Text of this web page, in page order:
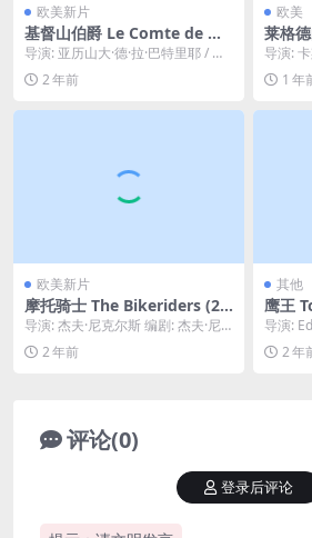
欧美新片
基督山伯爵 Le Comte de Mo
nte-Cristo (2024)
导演: 亚历山大·德·拉·巴特里耶 / 马
修·德拉波特 编剧: 马修·德拉波特 ...
2 年前
欧美
莱格
on
导演:
迪克特
1 年
欧美新片
摩托骑士 The Bikeriders (20
23)
导演: 杰夫·尼克尔斯 编剧: 杰夫·尼
克尔斯 主演: 奥斯汀·巴特勒 / 汤姆...
2 年前
其他
鹰王
导演:
n
2 年
评论(0)
登录后评论